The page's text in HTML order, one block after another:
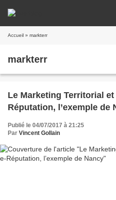
Accueil » markterr
markterr
Le Marketing Territorial
Réputation, l’exemple de
Publié le 04/07/2017 à 21:25
Par Vincent Gollain